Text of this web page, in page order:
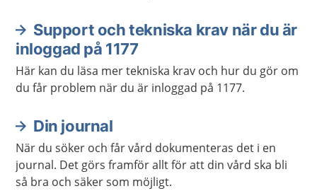
Support och tekniska krav när du är
inloggad på 1177
Här kan du läsa mer tekniska krav och hur du gör om
du får problem när du är inloggad på 1177.
Din journal
När du söker och får vård dokumenteras det i en
journal. Det görs framför allt för att din vård ska bli
så bra och säker som möjligt.